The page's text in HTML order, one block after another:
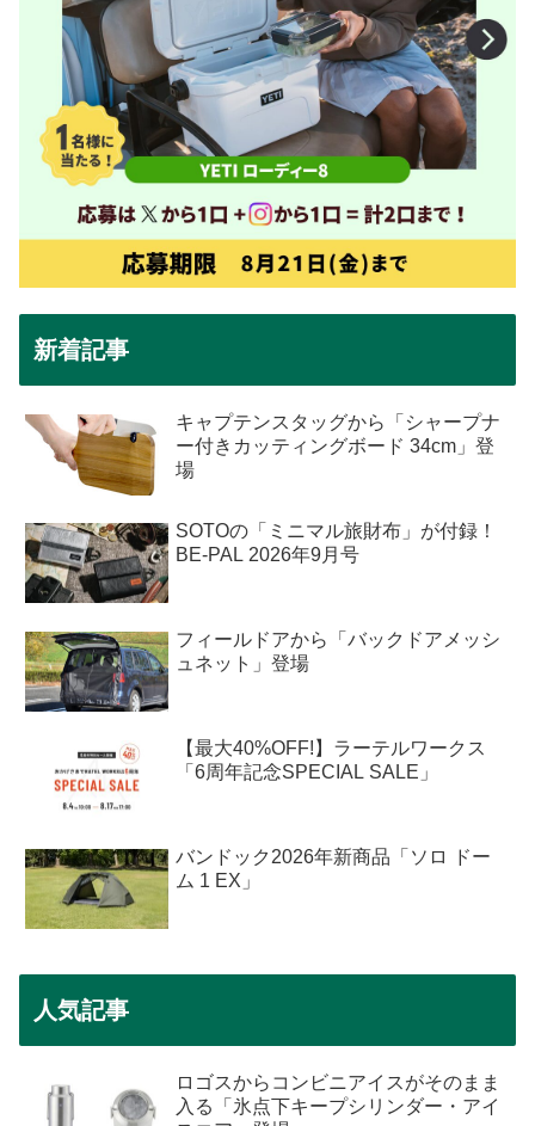
新着記事
キャプテンスタッグから「シャープナ
ー付きカッティングボード 34cm」登
場
SOTOの「ミニマル旅財布」が付録！
BE-PAL 2026年9月号
フィールドアから「バックドアメッシ
ュネット」登場
【最大40%OFF!】ラーテルワークス
「6周年記念SPECIAL SALE」
バンドック2026年新商品「ソロ ドー
ム 1 EX」
人気記事
ロゴスからコンビニアイスがそのまま
入る「氷点下キープシリンダー・アイ